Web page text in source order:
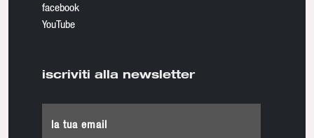
facebook
YouTube
iscriviti alla newsletter
la tua email